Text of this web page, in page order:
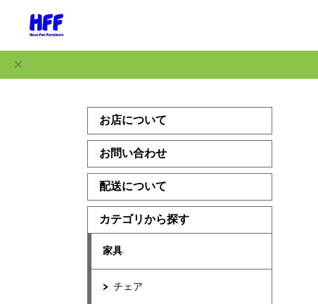
お店について
お問い合わせ
配送について
カテゴリから探す
家具
チェア